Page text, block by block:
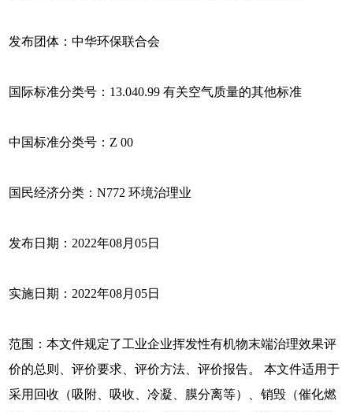
发布团体：中华环保联合会
国际标准分类号：13.040.99 有关空气质量的其他标准
中国标准分类号：Z 00
国民经济分类：N772 环境治理业
发布日期：2022年08月05日
实施日期：2022年08月05日
范围：本文件规定了工业企业挥发性有机物末端治理效果评
价的总则、评价要求、评价方法、评价报告。 本文件适用于
采用回收（吸附、吸收、冷凝、膜分离等）、销毁（催化燃